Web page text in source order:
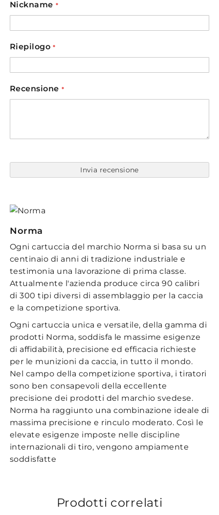
star
stars
stars
stars
stars
Nickname
Riepilogo
Recensione
Invia recensione
Norma
Ogni cartuccia del marchio Norma si basa su un
centinaio di anni di tradizione industriale e
testimonia una lavorazione di prima classe.
Attualmente l'azienda produce circa 90 calibri
di 300 tipi diversi di assemblaggio per la caccia
e la competizione sportiva.
Ogni cartuccia unica e versatile, della gamma di
prodotti Norma, soddisfa le massime esigenze
di affidabilità, precisione ed efficacia richieste
per le munizioni da caccia, in tutto il mondo.
Nel campo della competizione sportiva, i tiratori
sono ben consapevoli della eccellente
precisione dei prodotti del marchio svedese.
Norma ha raggiunto una combinazione ideale di
massima precisione e rinculo moderato. Così le
elevate esigenze imposte nelle discipline
internazionali di tiro, vengono ampiamente
soddisfatte
Prodotti correlati